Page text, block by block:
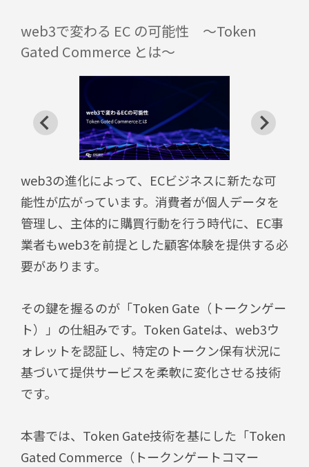
web3で変わる EC の可能性 ～Token
Gated Commerce とは～
web3の進化によって、ECビジネスに新たな可
能性が広がっています。消費者が個人データを
管理し、主体的に購買行動を行う時代に、 EC事
業者もweb3を前提とした顧客体験を提供する必
要があります。
その鍵を握るのが「Token Gate（トークンゲー
ト）」の仕組みです。 Token Gateは、web3ウ
ォレットを認証し、特定のトークン保有状況に
基づいて提供サービスを柔軟に変化させる技術
です。
本書では、 Token Gate技術を基にした「Token
Gated Commerce（トークンゲートコマー